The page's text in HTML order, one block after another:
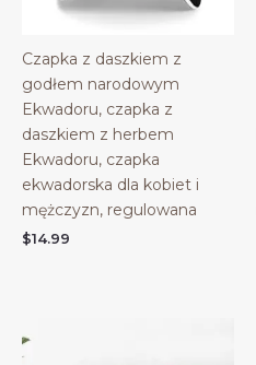
Czapka z daszkiem z
godłem narodowym
Ekwadoru, czapka z
daszkiem z herbem
Ekwadoru, czapka
ekwadorska dla kobiet i
mężczyzn, regulowana
$14.99